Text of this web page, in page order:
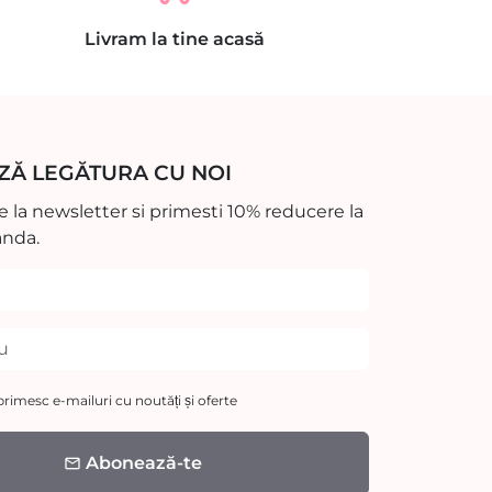
Livram la tine acasă
LEGĂTURA CU NOI
la newsletter si primesti 10% reducere la
e-mailuri cu noutăți și oferte
email Abonează-te